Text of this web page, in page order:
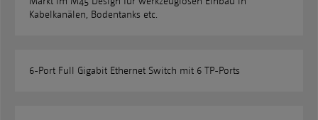
Kabelkanälen, Bodentanks etc.
6-Port Full Gigabit Ethernet Switch mit 6 TP-Ports